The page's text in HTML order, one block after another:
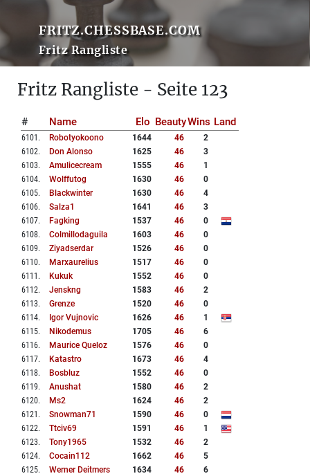
FRITZ.CHESSBASE.COM
Fritz Rangliste
Fritz Rangliste - Seite 123
# Name Elo BeautyWins Land
6101 . Robotyokoono 1644 46
2
6102. Don Alonso 1625 46
3
6103. Amulicecream 1555 46
1
6104. Wolffutog 1630 46
0
6105. Blackwinter 1630 46
4
6106. Salza1 1641 46
3
6107. Fagking 1537 46
0
6108. Colmillodaguila 1603 46
0
6109. Ziyadserdar 1526 46
0
6110. Marxaurelius 1517 46
0
6111 . Kukuk 1552 46
0
6112. Jenskng 1583 46
2
6113. Grenze 1520 46
0
6114. Igor Vujnovic 1626 46
1
6115. Nikodemus 1705 46
6
6116. Maurice Queloz 1576 46
0
6117. Katastro 1673 46
4
6118. Bosbluz 1552 46
0
6119. Anushat 1580 46
2
6120. Ms2 1624 46
2
6121 . Snowman71 1590 46
0
6122. Ttciv69 1591 46
1
6123. Tony1965 1532 46
2
6124. Cocain112 1662 46
5
6125. Werner Deitmers 1634 46 6